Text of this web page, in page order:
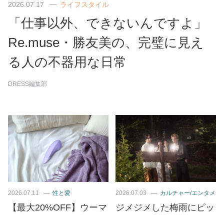
2026.07.17 ライフスタイル
「仕事以外、できないんですよ」
Re.muse・勝友美の、完璧に見え
る人の不器用な日常
DRESS編集部
2026.07.11 性と愛
【最大20%OFF】ウーマ
2026.07.03 カルチャー/エンタメ
ジメジメした梅雨にピッ